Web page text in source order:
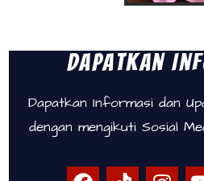
Dapatkan
Dapatkan Informasi dan
dengan mengikuti Sosial